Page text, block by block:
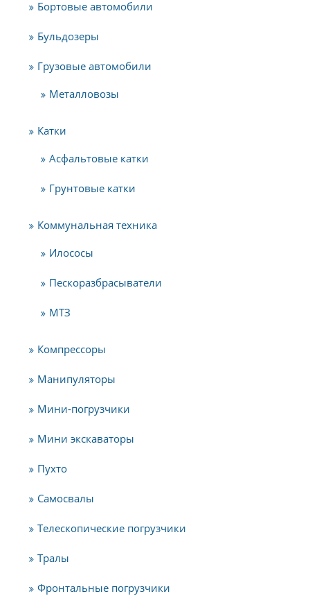
Бортовые автомобили
Бульдозеры
Грузовые автомобили
Металловозы
Катки
Асфальтовые катки
Грунтовые катки
Коммунальная техника
Илососы
Пескоразбрасыватели
МТЗ
Компрессоры
Манипуляторы
Мини-погрузчики
Мини экскаваторы
Пухто
Самосвалы
Телескопические погрузчики
Тралы
Фронтальные погрузчики